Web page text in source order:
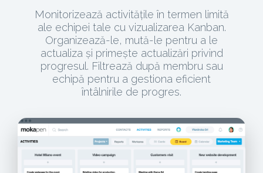
Monitorizează activitățile în termen limită
ale echipei tale cu vizualizarea Kanban.
Organizează-le, mută-le pentru a le
actualiza și primește actualizări privind
progresul. Filtrează după membru sau
echipă pentru a gestiona eficient
întâlnirile de progres.